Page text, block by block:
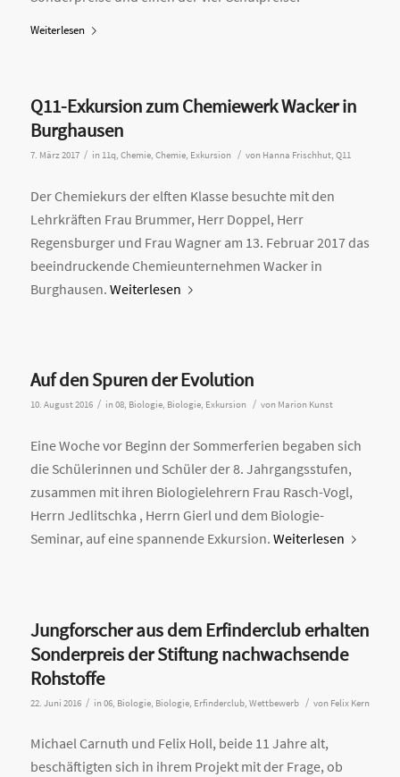
Weiterlesen
Q11-Exkursion zum Chemiewerk Wacker in
Burghausen
7. März 2017 / in 11q, Chemie, Chemie, Exkursion / von Hanna Frischhut, Q11
Der Chemiekurs der elften Klasse besuchte mit den
Lehrkräften Frau Brummer, Herr Doppel, Herr
Regensburger und Frau Wagner am 13. Februar 2017 das
beeindruckende Chemieunternehmen Wacker in
Burghausen. Weiterlesen
Auf den Spuren der Evolution
10. August 2016 / in 08, Biologie, Biologie, Exkursion / von Marion Kunst
Eine Woche vor Beginn der Sommerferien begaben sich
die Schülerinnen und Schüler der 8. Jahrgangsstufen,
zusammen mit ihren Biologielehrern Frau Rasch-Vogl,
Herrn Jedlitschka , Herrn Gierl und dem Biologie-
Seminar, auf eine spannende Exkursion. Weiterlesen
Jungforscher aus dem Erfinderclub erhalten
Sonderpreis der Stiftung nachwachsende
Rohstoffe
22. Juni 2016 / in 06, Biologie, Biologie, Erfinderclub, Wettbewerb / von Felix Kern
Michael Carnuth und Felix Holl, beide 11 Jahre alt,
beschäftigten sich in ihrem Projekt mit der Frage, ob